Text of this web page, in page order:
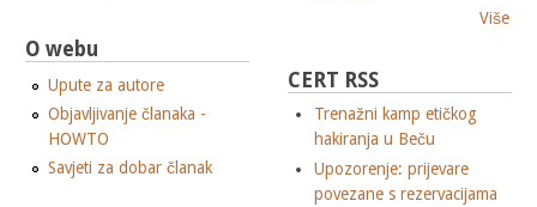
O webu
Upute za autore
Objavljivanje članaka -
HOWTO
Savjeti za dobar članak
Više
CERT RSS
Trenažni kamp etičkog
hakiranja u Beču
Upozorenje: prijevare
povezane s rezervacijama